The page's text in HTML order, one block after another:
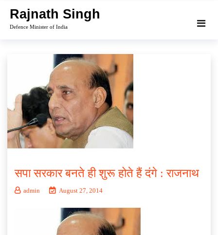
content
Rajnath Singh
Defence Minister of India
सपा सरकार बनते ही शुरू होते हैं दंगे : राजनाथ
admin August 27, 2014